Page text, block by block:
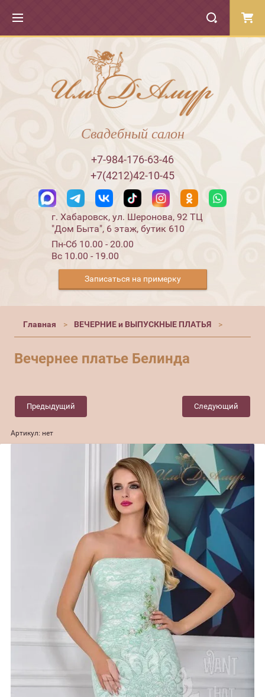
Свадебный салон
+7-984-176-63-46
+7(4212)42-10-45
г. Хабаровск, ул. Шеронова, 92 ТЦ
"Дом Быта", 6 этаж, бутик 610
Пн-Сб 10.00 - 20.00
Вс 10.00 - 19.00
Записаться на примерку
Главная ВЕЧЕРНИЕ и ВЫПУСКНЫЕ ПЛАТЬЯ
Вечернее платье Белинда
Предыдущий Следующий
Артикул: нет